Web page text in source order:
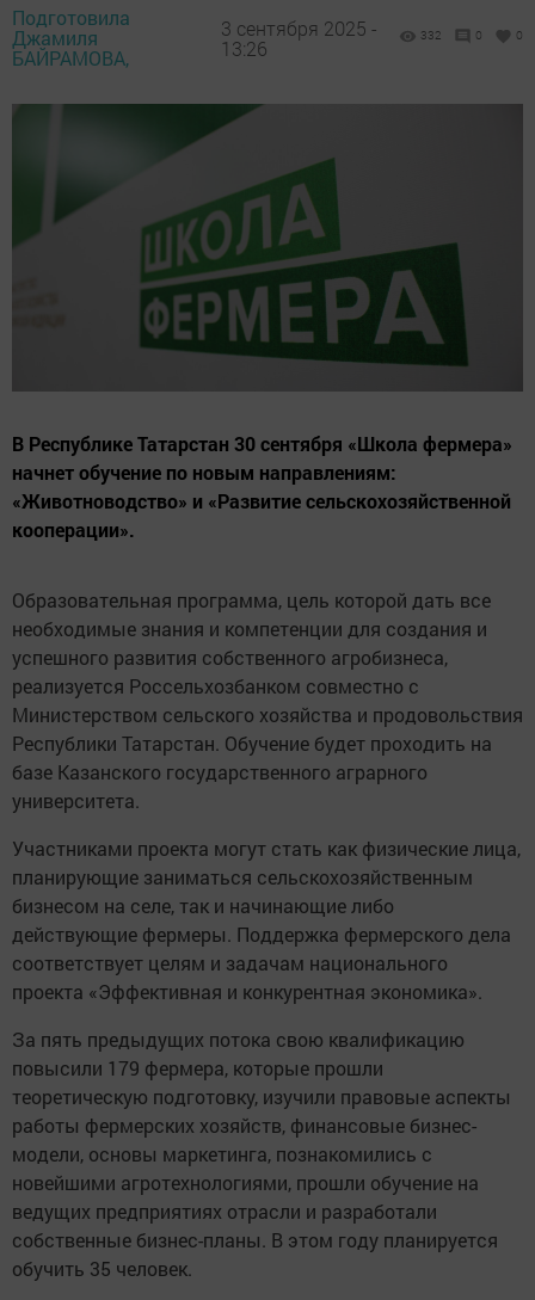
Подготовила
Джамиля
БАЙРАМОВА,
3 сентября 2025 -
13:26
332 0 0
В Республике Татарстан 30 сентября «Школа фермера»
начнет обучение по новым направлениям:
«Животноводство» и «Развитие сельскохозяйственной
кооперации».
Образовательная программа, цель которой дать все
необходимые знания и компетенции для создания и
успешного развития собственного агробизнеса,
реализуется Россельхозбанком совместно с
Министерством сельского хозяйства и продовольствия
Республики Татарстан. Обучение будет проходить на
базе Казанского государственного аграрного
университета.
Участниками проекта могут стать как физические лица,
планирующие заниматься сельскохозяйственным
бизнесом на селе, так и начинающие либо
действующие фермеры. Поддержка фермерского дела
соответствует целям и задачам национального
проекта «Эффективная и конкурентная экономика».
За пять предыдущих потока свою квалификацию
повысили 179 фермера, которые прошли
теоретическую подготовку, изучили правовые аспекты
работы фермерских хозяйств, финансовые бизнес-
модели, основы маркетинга, познакомились с
новейшими агротехнологиями, прошли обучение на
ведущих предприятиях отрасли и разработали
собственные бизнес-планы. В этом году планируется
обучить 35 человек.